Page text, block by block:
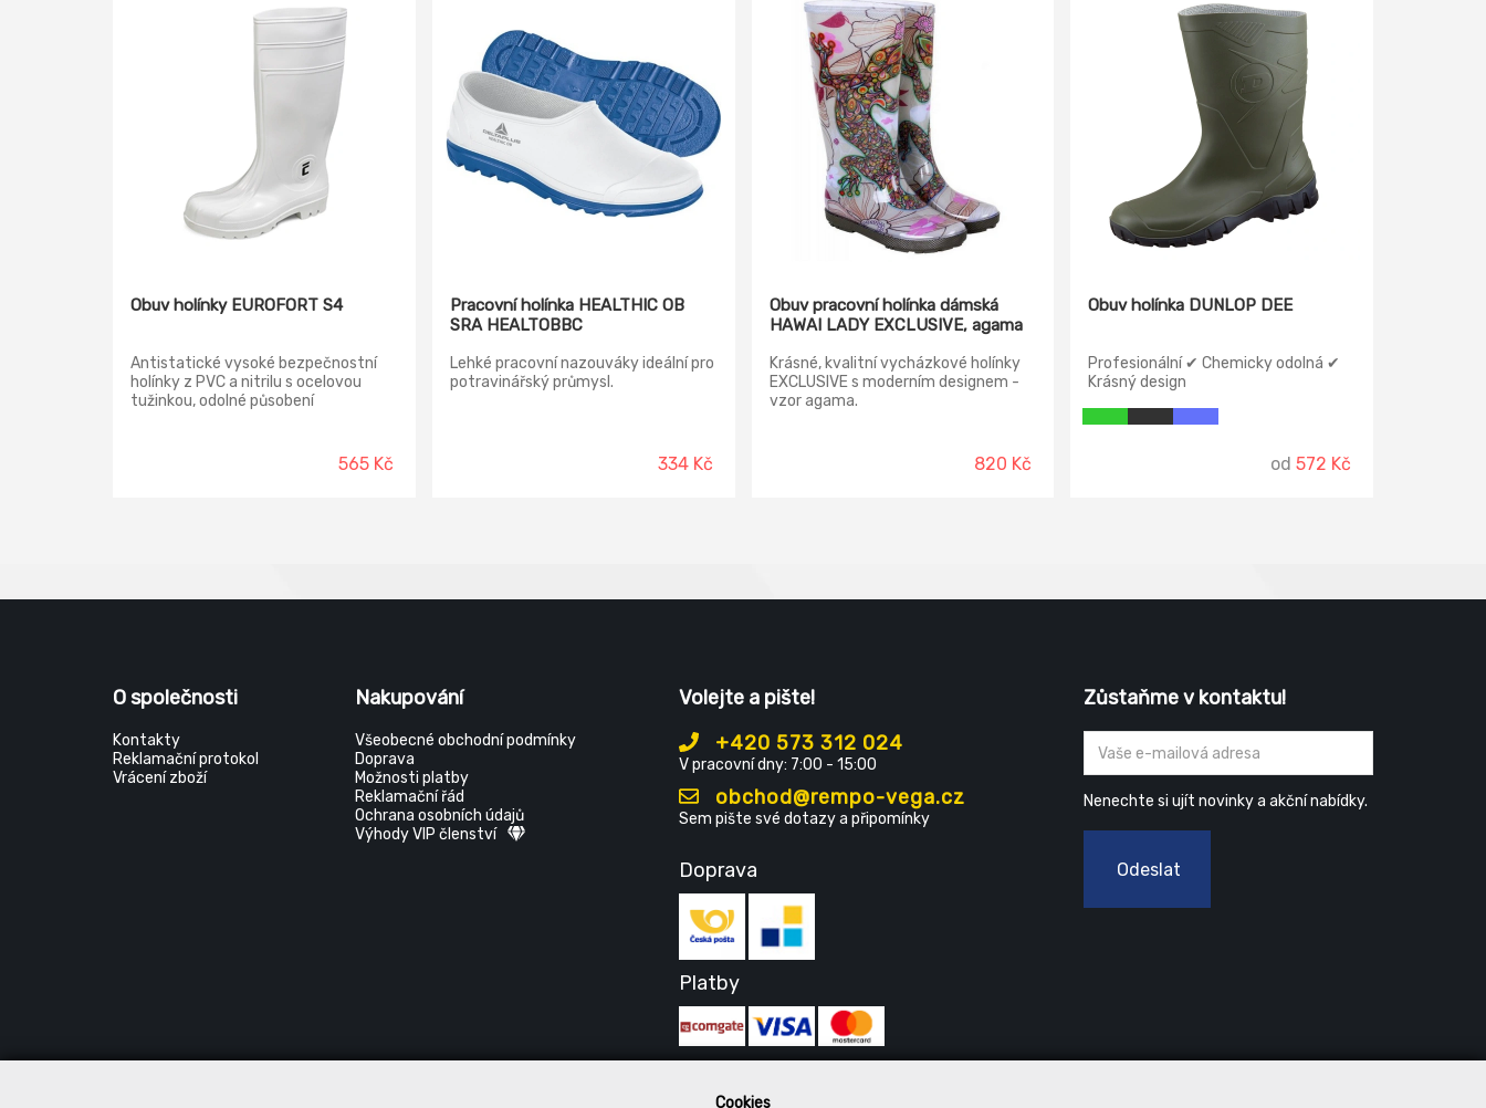
Cookies
Obuv holínky EUROFORT S4
Antistatické vysoké bezpečnostní
holínky z PVC a nitrilu s ocelovou
tužinkou, odolné působení
Materiál tužinky: ocel Svršek: PVC
565 Kč
Pracovní holínka HEALTHIC OB
SRA HEALTOBBC
Lehké pracovní nazouváky ideální pro
potravinářský průmysl.
334 Kč
Obuv pracovní holínka dámská
HAWAI LADY EXCLUSIVE, agama
Krásné, kvalitní vycházkové holínky
EXCLUSIVE s moderním designem -
vzor agama.
820 Kč
Obuv holínka DUNLOP DEE
Profesionální ✔ Chemicky odolná ✔
Krásný design
od 572 Kč
O společnosti
Kontakty
Reklamační protokol
Vrácení zboží
Nakupování
Všeobecné obchodní podmínky
Doprava
Možnosti platby
Reklamační řád
Ochrana osobních údajů
Výhody VIP členství
Volejte a pište!
+420 573 312 024
V pracovní dny: 7:00 - 15:00
obchod@rempo-vega.cz
Sem pište své dotazy a připomínky
Doprava
Platby
Zůstaňme v kontaktu!
Nenechte si ujít novinky a akční nabídky.
Odeslat